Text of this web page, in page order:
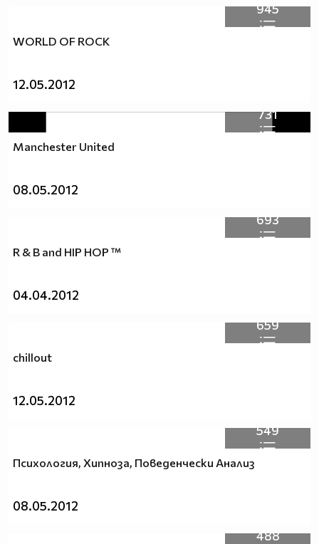
945
WORLD OF ROCK
12.05.2012
731
Manchester United
08.05.2012
693
R & B and HIP HOP ™
04.04.2012
659
chillout
12.05.2012
549
Психология, Хипноза, Поведенчески Анализ
08.05.2012
488